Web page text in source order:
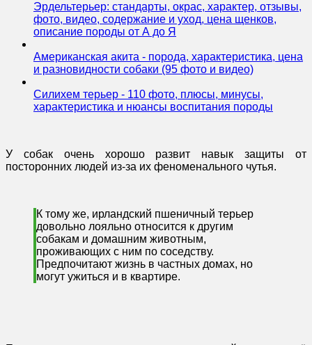
Эрдельтерьер: стандарты, окрас, характер, отзывы,
фото, видео, содержание и уход, цена щенков,
описание породы от А до Я
Американская акита - порода, характеристика, цена
и разновидности собаки (95 фото и видео)
Cилихем терьер - 110 фото, плюсы, минусы,
характеристика и нюансы воспитания породы
У собак очень хорошо развит навык защиты от
посторонних людей из-за их феноменального чутья.
К тому же, ирландский пшеничный терьер
довольно лояльно относится к другим
собакам и домашним животным,
проживающих с ним по соседству.
Предпочитают жизнь в частных домах, но
могут ужиться и в квартире.